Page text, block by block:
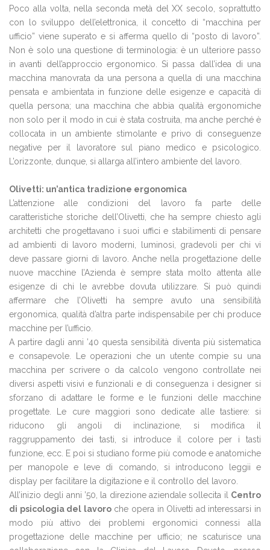
Poco alla volta, nella seconda metà del XX secolo, soprattutto
con lo sviluppo dell’elettronica, il concetto di “macchina per
ufficio” viene superato e si afferma quello di “posto di lavoro”.
Non è solo una questione di terminologia: è un ulteriore passo
in avanti dell’approccio ergonomico. Si passa dall’idea di una
macchina manovrata da una persona a quella di una macchina
pensata e ambientata in funzione delle esigenze e capacità di
quella persona; una macchina che abbia qualità ergonomiche
non solo per il modo in cui è stata costruita, ma anche perché è
collocata in un ambiente stimolante e privo di conseguenze
negative per il lavoratore sul piano medico e psicologico.
L’orizzonte, dunque, si allarga all’intero ambiente del lavoro.
Olivetti: un’antica tradizione ergonomica
L’attenzione alle condizioni del lavoro fa parte delle
caratteristiche storiche dell’Olivetti, che ha sempre chiesto agli
architetti che progettavano i suoi uffici e stabilimenti di pensare
ad ambienti di lavoro moderni, luminosi, gradevoli per chi vi
deve passare giorni di lavoro. Anche nella progettazione delle
nuove macchine l’Azienda è sempre stata molto attenta alle
esigenze di chi le avrebbe dovuta utilizzare. Si può quindi
affermare che l’Olivetti ha sempre avuto una sensibilità
ergonomica, qualità d’altra parte indispensabile per chi produce
macchine per l’ufficio.
A partire dagli anni ’40 questa sensibilità diventa più sistematica
e consapevole. Le operazioni che un utente compie su una
macchina per scrivere o da calcolo vengono controllate nei
diversi aspetti visivi e funzionali e di conseguenza i designer si
sforzano di adattare le forme e le funzioni delle macchine
progettate. Le cure maggiori sono dedicate alle tastiere: si
riducono gli angoli di inclinazione, si modifica il
raggruppamento dei tasti, si introduce il colore per i tasti
funzione, ecc. E poi si studiano forme più comode e anatomiche
per manopole e leve di comando, si introducono leggii e
display per facilitare la digitazione e il controllo del lavoro.
All’inizio degli anni ’50, la direzione aziendale sollecita il Centro
di psicologia del lavoroche opera in Olivetti ad interessarsi in
modo più attivo dei problemi ergonomici connessi alla
progettazione delle macchine per ufficio; ne scaturisce una